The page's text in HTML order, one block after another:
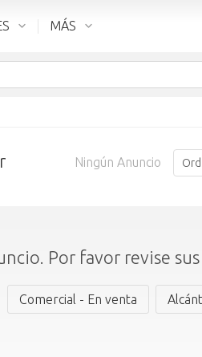
MÁS
Ningún Anuncio
Por favor revise
Comercial - En venta